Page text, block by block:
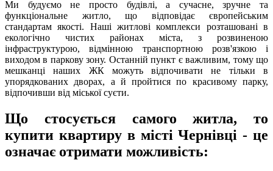
Ми будуємо не просто будівлі, а сучасне, зручне та
функціональне житло, що відповідає європейським
стандартам якості. Наші житлові комплекси розташовані в
екологічно чистих районах міста, з розвиненою
інфраструктурою, відмінною транспортною розв'язкою і
виходом в паркову зону. Останній пункт є важливим, тому що
мешканці наших ЖК можуть відпочивати не тільки в
упорядкованих дворах, а й пройтися по красивому парку,
відпочивши від міської суєти.
Що стосується самого житла, то
купити квартиру в місті Чернівці - це
означає отримати можливість: